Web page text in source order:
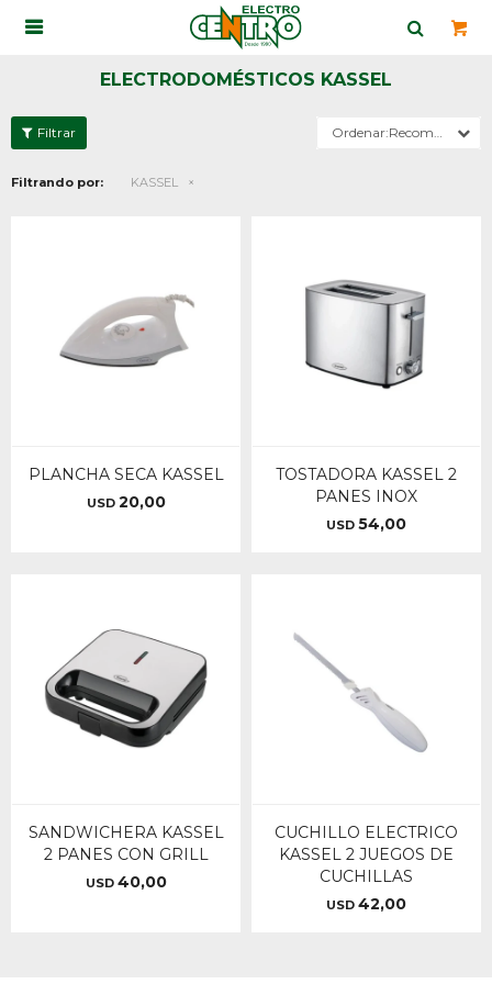

ELECTRODOMÉSTICOS KASSEL
Recomendados
Filtrando por: KASSEL
PLANCHA SECA KASSEL
USD 20,00
TOSTADORA KASSEL 2
PANES INOX
USD 54,00
SANDWICHERA KASSEL
2 PANES CON GRILL
USD 40,00
CUCHILLO ELECTRICO
KASSEL 2 JUEGOS DE
CUCHILLAS
USD 42,00